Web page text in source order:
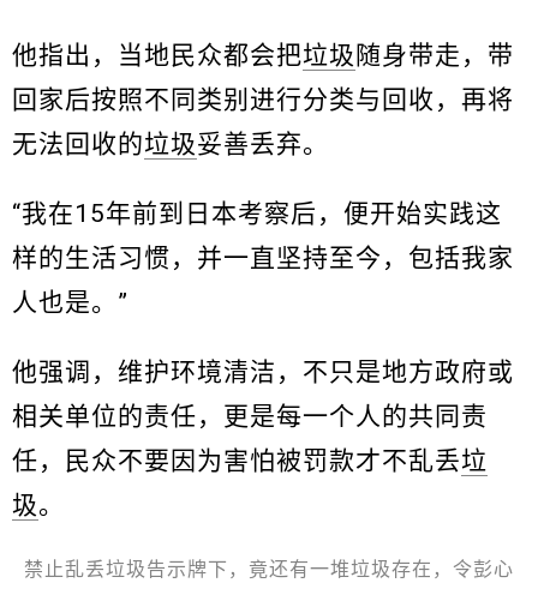
他指出，当地民众都会把垃圾 随身带走，带
回家后按照不同类别进行分类与回收，再将
无法回收的垃圾妥善丢弃。
“我在15年前到日本考察后，便开始实践这
样的生活习惯，并一直坚持至今，包括我家
人也是。”
他强调，维护环境清洁，不只是地方政府或
相关单位的责任，更是每一个人的共同责
任，民众不要因为害怕被罚款才不乱丢垃
圾。
禁止乱丢垃圾告示牌下，竟还有一堆垃圾存在，令彭心